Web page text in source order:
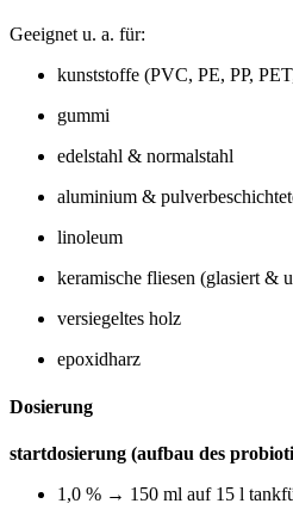
Geeignet u. a. für:
kunststoffe (PVC, PE, PP,
gummi
edelstahl & normalstahl
aluminium &
linoleum
keramische fliesen (glasiert &
versiegeltes holz
epoxidharz
Dosierung
startdosierung (aufbau des
1,0 % → 150 ml auf 15 l